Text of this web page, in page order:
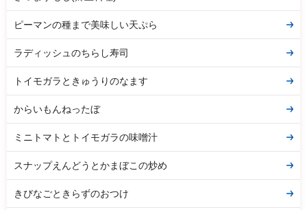
ピーマンの種まで美味しい天ぷら
ラディッシュのちらし寿司
トイモガラときゅうりのなます
からいもんねったぼ
ミニトマトとトイモガラの味噌汁
スナップえんどうとかまぼこの炒め
きびなごときらずのおつけ